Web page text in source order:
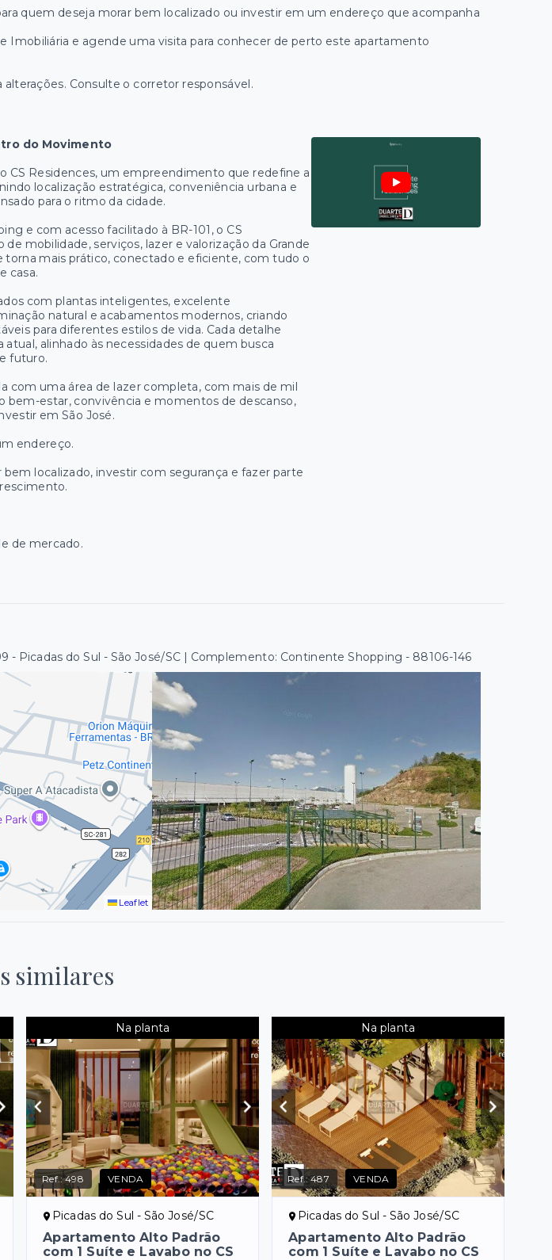
quem deseja morar bem localizado ou investir em um endereço que acompanha
Imobiliária e agende uma visita para conhecer de perto este apartamento
Consulte o corretor responsável.
do Movimento
CS Residences, um empreendimento que redefine a
localização estratégica, conveniência urbana e
para o ritmo da cidade.
e com acesso facilitado à BR-101, o CS
de mobilidade, serviços, lazer e valorização da Grande
torna mais prático, conectado e eficiente, com tudo o
casa.
com plantas inteligentes, excelente
natural e acabamentos modernos, criando
para diferentes estilos de vida. Cada detalhe
alinhado às necessidades de quem busca
futuro.
com uma área de lazer completa, com mais de mil
bem-estar, convivência e momentos de descanso,
em São José.
endereço.
bem localizado, investir com segurança e fazer parte
de mercado.
- Picadas do Sul - São José/SC | Complemento: Continente Shopping - 88106-146
Leaflet
similares
Na planta
Ref.:498 VENDA
Picadas do Sul - São José/SC
Apartamento Alto Padrão
com 1 Suíte e Lavabo no CS
Na planta
Ref.:487 VENDA
Picadas do Sul - São José/SC
Apartamento Alto Padrão
com 1 Suíte e Lavabo no CS